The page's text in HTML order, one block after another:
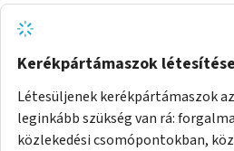
Kerékpártámaszok
Létesüljenek kerékpártámaszok
leginkább szükség van rá:
közlekedési csomópontokban,